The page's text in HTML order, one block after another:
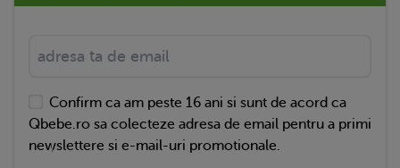
Confirm ca am peste 16 ani si sunt de acord ca
Qbebe.ro sa colecteze adresa de email pentru a primi
newslettere si e-mail-uri promotionale.